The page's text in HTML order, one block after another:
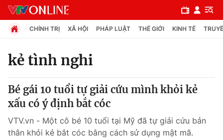
Chuyên mục
Chính trị
Xã hội
CHÍNH TRỊ XÃ HỘI PHÁP LUẬT THẾ GIỚI KINH TẾ
kẻ tình nghi
Bé gái 10 tuổi tự giải cứu mình khỏi kẻ
xấu có ý định bắt cóc
VTV.vn - Một cô bé 10 tuổi tại Mỹ đã tự giải cứu bản
thân khỏi kẻ bắt cóc bằng cách sử dụng mật mã.